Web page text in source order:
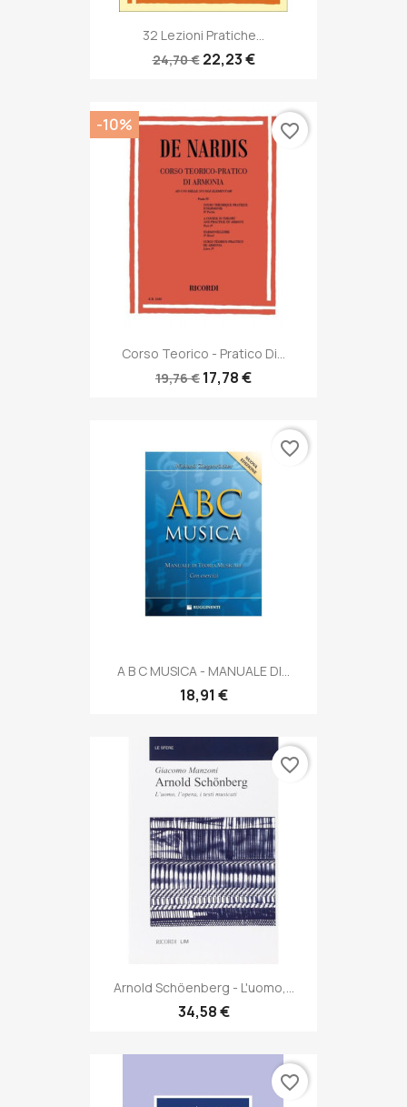
32 Lezioni Pratiche...
24,70 € 22,23 €
Corso Teorico - Pratico Di...
19,76 € 17,78 €
-10% favorite_border
A B C MUSICA - MANUALE DI...
18,91 €
favorite_border
Arnold Schöenberg - L'uomo,...
34,58 €
favorite_border
favorite_border